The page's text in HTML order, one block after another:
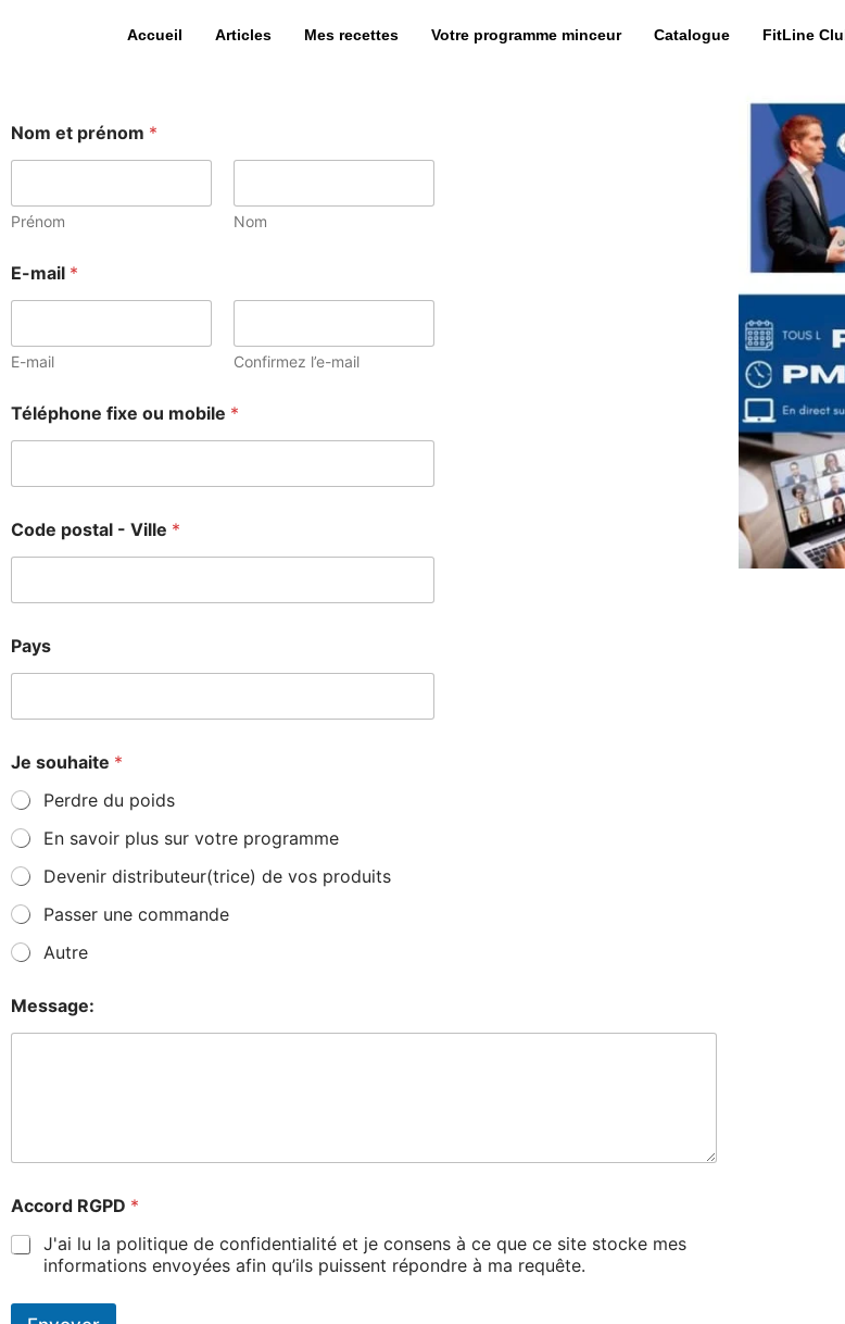
Accueil Articles Mes recettes Votre programme minceur Catalogue FitLine
Nom et prénom *
Prénom Nom
E-mail *
E-mail Confirmez l’e-mail
Téléphone fixe ou mobile *
E
-
a
l
*
Code postal - Ville *
Pays
Je souhaite *
Perdre du poids
En savoir plus sur votre programme
Devenir distributeur(trice) de vos produits
Passer une commande
Autre
Message:
Accord RGPD *
J'ai lu la politique de confidentialité et je consens à ce que ce site stocke mes
informations envoyées afin qu’ils puissent répondre à ma requête.